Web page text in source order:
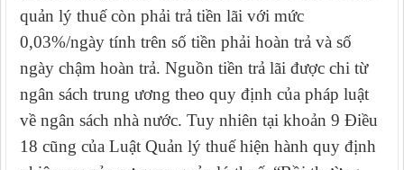
quản lý thuế còn phải trả tiền lãi với mức
0,03%/ngày tính trên số tiền phải hoàn trả và số
ngày chậm hoàn trả. Nguồn tiền trả lãi được chi từ
ngân sách trung ương theo quy định của pháp luật
về ngân sách nhà nước. Tuy nhiên tại khoản 9 Điều
18 cũng của Luật Quản lý thuế hiện hành quy định